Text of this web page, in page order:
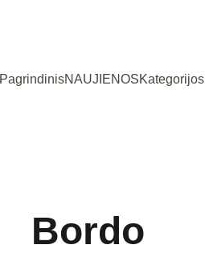
PagrindinisNAUJIENOSKategorijos
Bordo